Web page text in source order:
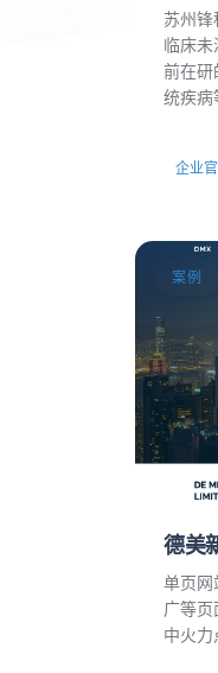
苏州
临床
前在研
统疾病
企业
案例
德美
单页网
广等
中火力